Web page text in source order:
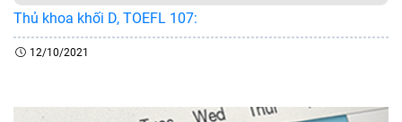
Thủ khoa khối D, TOEFL 107:
12/10/2021